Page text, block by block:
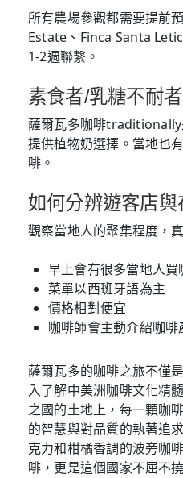
所有農場參觀都需要提前
Estate、Finca Santa
1-2週聯繫。
素食者/乳糖不耐
薩爾瓦多咖啡
提供植物奶選擇。當地也
啡。
如何分辨遊客店與
觀察當地人的聚集程度，
早上會有很多當地人買
菜單以西班牙語為主
價格相對便宜
咖啡師會主動介紹咖啡
薩爾瓦多的咖啡之旅不僅
入了解中美洲咖啡文化精
之國的土地上，每一顆咖
的智慧與對品質的執著追
克力和柑橘香調的波旁咖
啡，更是這個國家不屈不